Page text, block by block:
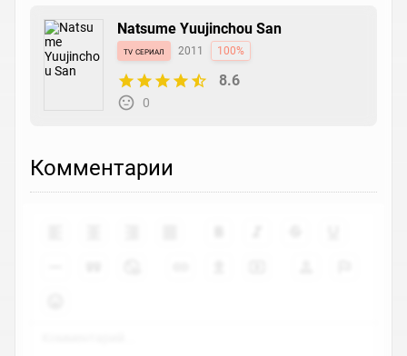
Natsume Yuujinchou San
tv сериал 2011 100%
8.6
0
Комментарии